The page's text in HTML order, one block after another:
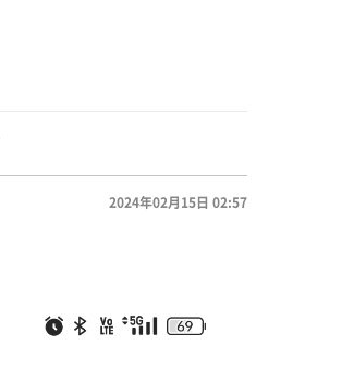
2024年02月15日 02:57